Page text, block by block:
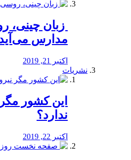
زبان چینی،
مدارس
اکتبر 21, 2019
نشریات
این کشور
ندارد؟
اکتبر 22, 2019